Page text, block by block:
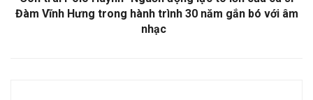
Đàm Vĩnh Hưng trong hành trình 30 năm gắn bó với âm
nhạc